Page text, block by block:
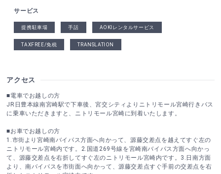
サービス
提携駐車場 手話 AOKIレンタルサービス
TAXFREE/免税 TRANSLATION
アクセス
■電車でお越しの方
JR日豊本線南宮崎駅で下車後、宮交シティよりニトリモール宮崎行きバス
に乗車いただきますと、ニトリモール宮崎に到着いたします。
■お車でお越しの方
1.市街より宮崎南バイパス方面へ向かって、源藤交差点を越えてすぐ左の
ニトリモール宮崎内です。2.国道269号線を宮崎南バイパス方面へ向かっ
て、源藤交差点を右折してすぐ左のニトリモール宮崎内です。3.日南方面
より、南バイパスを市街面へ向かって、源藤交差点すぐ手前の交差点を右